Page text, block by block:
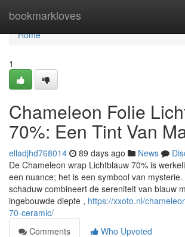
bookmarkloves
Home
Home
1
Chameleon Folie
70%: Een Tint Van
elladjhd768014 89 days ago News
De Chameleon wrap Lichtblauw 70% is
een nuance; het is een symbool van
schaduw combineert de sereniteit van blauw
ingebouwde diepte , https://xxoto.nl/
70-ceramic/
Comments
Who Upvoted